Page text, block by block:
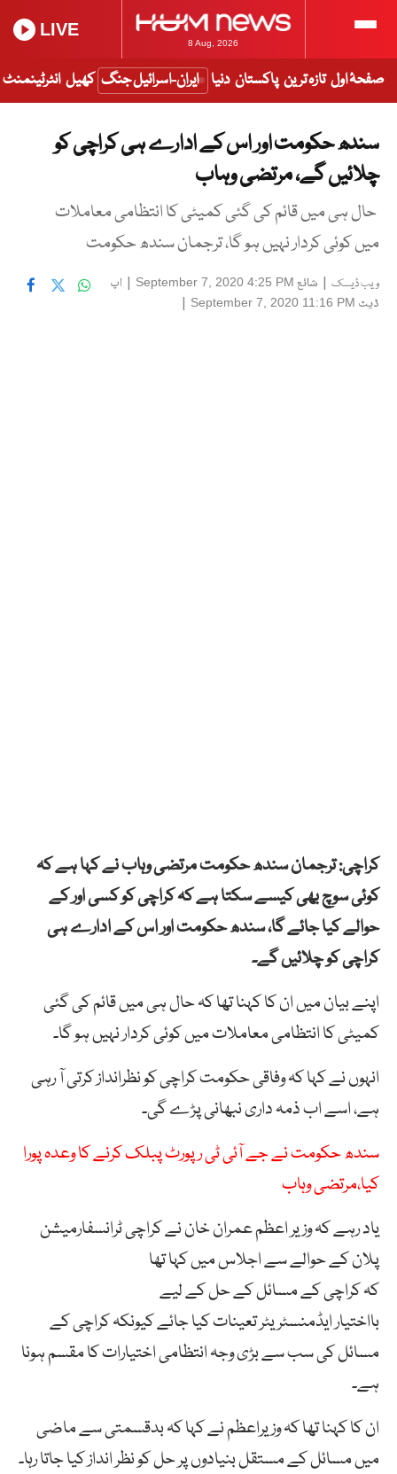
8 Aug, 2026
LIVE
صفحۂ اول تازہ ترین پاکستان دنیا ایران-اسرائیل جنگ کھیل انٹرٹینمنٹ
سندھ حکومت اور اس کے ادارے ہی کراچی کو
چلائیں گے، مرتضی وہاب
حال ہی میں قائم کی گئی کمیٹی کا انتظامی معاملات
میں کوئی کردار نہیں ہو گا، ترجمان سندھ حکومت
ویب ڈیسک | شائع September 7, 2020 4:25 PM
| اپ
ڈیٹ September 7, 2020 11:16 PM
|
کراچی: ترجمان سندھ حکومت مرتضی وہاب نے کہا ہے کہ
کوئی سوچ بھی کیسے سکتا ہے کہ کراچی کو کسی اور کے
حوالے کیا جائے گا، سندھ حکومت اور اس کے ادارے ہی
کراچی کو چلائیں گے۔
اپنے بیان میں ان کا کہنا تھا کہ حال ہی میں قائم کی گئی
کمیٹی کا انتظامی معاملات میں کوئی کردار نہیں ہو گا۔
انہوں نے کہا کہ وفاقی حکومت کراچی کو نظرانداز کرتی آ رہی
ہے، اسے اب ذمہ داری نبھانی پڑے گی۔
سندھ حکومت نے جے آئی ٹی رپورٹ پبلک کرنے کا وعدہ پورا
کیا،مرتضی وہاب
یاد رہے کہ وزیر اعظم عمران خان نے کراچی ٹرانسفارمیشن
پلان کے حوالے سے اجلاس میں کہا تھا
کہ کراچی کے مسائل کے حل کے لیے
بااختیار ایڈمنسٹریٹر تعینات کیا جائے کیونکہ کراچی کے
مسائل کی سب سے بڑی وجہ انتظامی اختیارات کا مقسم ہونا
ہے۔
ان کا کہنا تھا کہ وزیراعظم نے کہا کہ بدقسمتی سے ماضی
میں مسائل کے مستقل بنیادوں پر حل کو نظر انداز کیا جاتا رہا۔